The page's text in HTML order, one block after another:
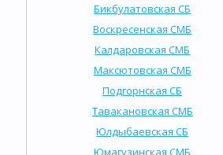
Бикбулатовская СБ
Воскресенская СМБ
Калдаровская СМБ
Максютовская СМБ
Подгорнская СБ
Тавакановская СМБ
Юлдыбаевская СБ
Юмагузинская СМБ